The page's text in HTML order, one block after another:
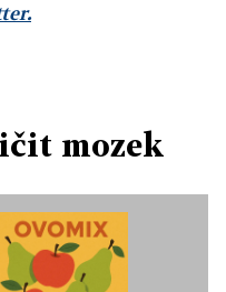
mozek